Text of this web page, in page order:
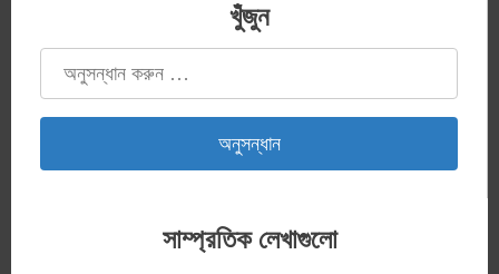
খুঁজুন
অনুসন্ধানঃ
সাম্প্রতিক লেখাগুলো